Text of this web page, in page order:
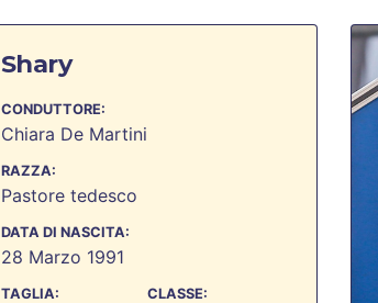
Shary
CONDUTTORE:
Chiara De Martini
RAZZA:
Pastore tedesco
DATA DI NASCITA:
28 Marzo 1991
TAGLIA: CLASSE: